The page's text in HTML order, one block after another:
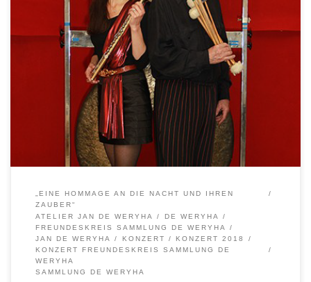
Konzertankündigung „Eine Hommage an die Nacht und ihren
Zauber“ Der Freundeskreis Sammlung de Weryha e.V. veranstaltet
am 15. September 2018 sein jährliches Konzert im Atelier des
Künstlers Jan de Weryha. Es singt, spielt und erzählt das
DUOphilharmonic mit seinen beiden Agierenden Sigrun Witt und
Mario Goldmann vor dem Hintergrund der […]
„EINE HOMMAGE AN DIE NACHT UND IHREN
ZAUBER“
ATELIER JAN DE WERYHA
DE WERYHA
FREUNDESKREIS SAMMLUNG DE WERYHA
JAN DE WERYHA
KONZERT
KONZERT 2018
KONZERT FREUNDESKREIS SAMMLUNG DE
WERYHA
SAMMLUNG DE WERYHA